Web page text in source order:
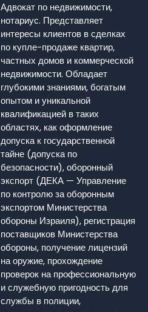
Адвокат по недвижимости,
нотариус. Представляет
интересы клиентов в сделках
по купле-продаже квартир,
частных домов и коммерческой
недвижимости. Обладает
глубокими знаниями, богатым
опытом и уникальной
квалификацией в таких
областях, как оформление
допуска к государственной
тайне (допуска по
безопасности), оборонный
экспорт (ДЕКА — Управление
по контролю за оборонным
экспортом Министерства
обороны Израиля), регистрация
поставщиков Министерства
обороны, получение лицензий
на оружие, прохождение
проверок на профессиональную
и служебную пригодность для
службы в полиции,